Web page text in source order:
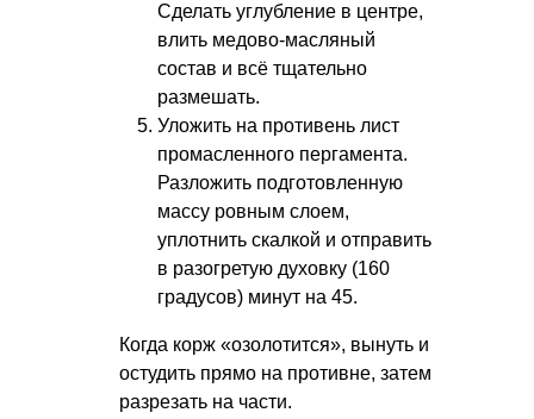
Сделать углубление в центре,
влить медово-масляный
состав и всё тщательно
размешать.
Уложить на противень лист
промасленного пергамента.
Разложить подготовленную
массу ровным слоем,
уплотнить скалкой и отправить
в разогретую духовку (160
градусов) минут на 45.
Когда корж «озолотится», вынуть и
остудить прямо на противне, затем
разрезать на части.